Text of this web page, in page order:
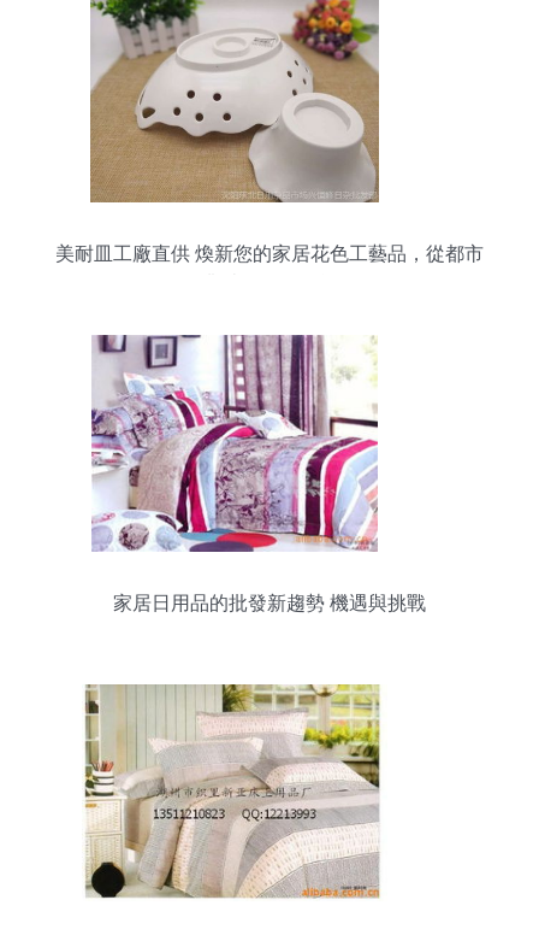
美耐皿工廠直供 煥新您的家居花色工藝品，從都市
家居日用品的批發新趨勢 機遇與挑戰